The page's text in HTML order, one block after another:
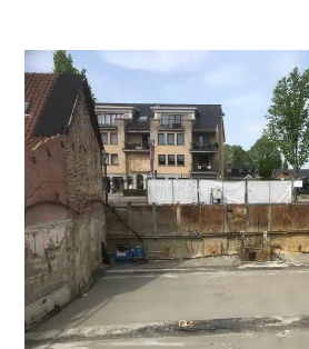
Werf
Nelis
Invest
in
Peer